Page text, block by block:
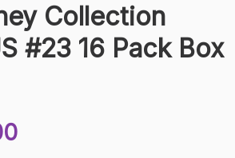
Collection
#23 16 Pack Box